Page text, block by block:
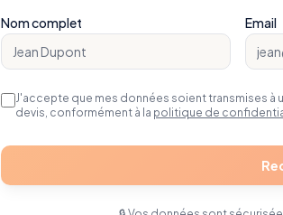
Nom complet Email
J'accepte que mes données soient transmises à
devis, conformément à la politique de